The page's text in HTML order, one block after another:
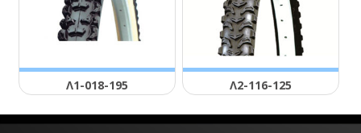
Λ1-018-195 Λ2-116-125